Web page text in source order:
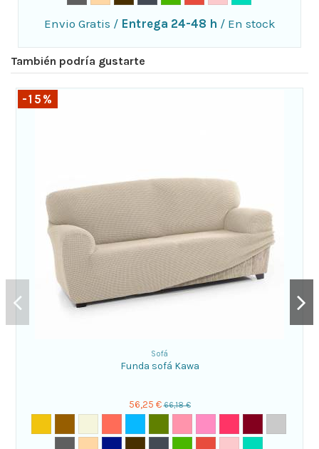
Envio Gratis / Entrega 24-48 h / En stock
También podría gustarte
-15%
Sofá
Funda sofá Kawa
56,25 € 66,18 €